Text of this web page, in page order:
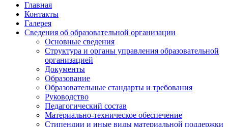
Главная
Контакты
Галерея
Сведения об образовательной организации
Основные сведения
Структура и органы управления образовательной
организацией
Документы
Образование
Образовательные стандарты и требования
Руководство
Педагогический состав
Материально-техническое обеспечение
Стипендии и иные виды материальной поддержки